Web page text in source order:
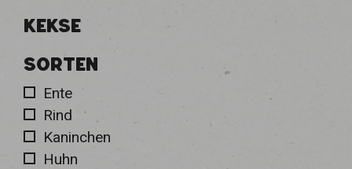
KEKSE
SORTEN
Ente
Rind
Kaninchen
Huhn